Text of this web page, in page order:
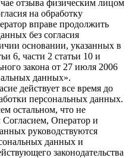
отзыва физическим лицом
на обработку
вправе продолжить
без согласия
основании, указанных в
6, части 2 статьи 10 и
закона от 27 июля 2006
данных».
действует все время до
персональных данных.
остальном, что не
Оператор и
руководствуются
данных и
законодательства